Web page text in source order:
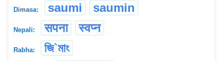
Dimasa: saumi saumin
Nepali: सपना स्वप्न
Rabha: জি`মাং